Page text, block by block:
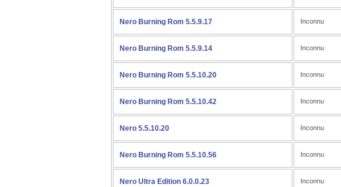
Nero Burning Rom 5.5.9.17 Inconnu
Nero Burning Rom 5.5.9.14 Inconnu
Nero Burning Rom 5.5.10.20 Inconnu
Nero Burning Rom 5.5.10.42 Inconnu
Nero 5.5.10.20 Inconnu
Nero Burning Rom 5.5.10.56 Inconnu
Nero Ultra Edition 6.0.0.23 Inconnu